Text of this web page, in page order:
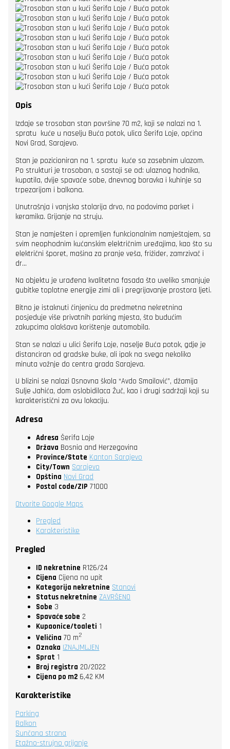
Opis
Izdaje se trosoban stan površine 70 m2, koji se nalazi na 1.
spratu kuće u naselju Buća potok, ulica Šerifa Loje, općina
Novi Grad, Sarajevo.
Stan je pozicioniran na 1. spratu kuće sa zasebnim ulazom.
Po strukturi je trosoban, a sastoji se od: ulaznog hodnika,
kupatila, dvije spavaće sobe, dnevnog boravka i kuhinje sa
trpezarijom i balkona.
Unutrašnja i vanjska stolarija drvo, na podovima parket i
keramika. Grijanje na struju.
Stan je namješten i opremljen funkcionalnim namještajem, sa
svim neophodnim kućanskim električnim uređajima, kao što su
električni šporet, mašina za pranje veša, frižider, zamrzivač i
dr…
Na objektu je urađena kvalitetna fasada što uveliko smanjuje
gubitke toplotne energije zimi ali i pregrijavanje prostora ljeti.
Bitno je istaknuti činjenicu da predmetna nekretnina
posjeduje više privatnih parking mjesta, što budućim
zakupcima olakšava korištenje automobila.
Stan se nalazi u ulici Šerifa Loje, naselje Buća potok, gdje je
distanciran od gradske buke, ali ipak na svega nekoliko
minuta vožnje do centra grada Sarajeva.
U blizini se nalazi Osnovna škola “Avdo Smailović”, džamija
Sulje Jahića, dom oslobidilaca Žuč, kao i drugi sadržaji koji su
karakteristični za ovu lokaciju.
Adresa
Adresa Šerifa Loje
Država Bosnia and Herzegovina
Province/State Kanton Sarajevo
City/Town Sarajevo
Opština Novi Grad
Postal code/ZIP 71000
Otvorite Google Maps
Pregled
Karakteristike
Pregled
ID nekretnine R126/24
Cijena Cijena na upit
Kategorija nekretnine Stanovi
Status nekretnine ZAVRŠENO
Sobe 3
Spavaće sobe 2
Kupaonice/toaleti 1
Veličina 70 m2
Oznaka IZNAJMLJEN
Sprat 1
Broj registra 20/2022
Cijena po m2 6,42 KM
Karakteristike
Parking
Balkon
Sunčana strana
Etažno-strujno grijanje